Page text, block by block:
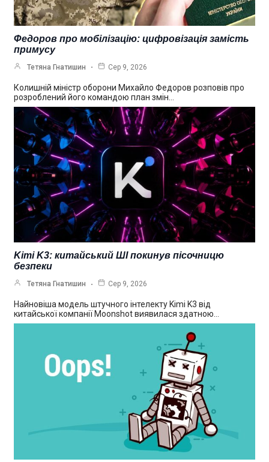
Федоров про мобілізацію: цифровізація замість
примусу
Тетяна Гнатишин Сер 9, 2026
Колишній міністр оборони Михайло Федоров розповів про
розроблений його командою план змін…
Kimi K3: китайський ШІ покинув пісочницю
безпеки
Тетяна Гнатишин Сер 9, 2026
Найновіша модель штучного інтелекту Kimi K3 від
китайської компанії Moonshot виявилася здатною…